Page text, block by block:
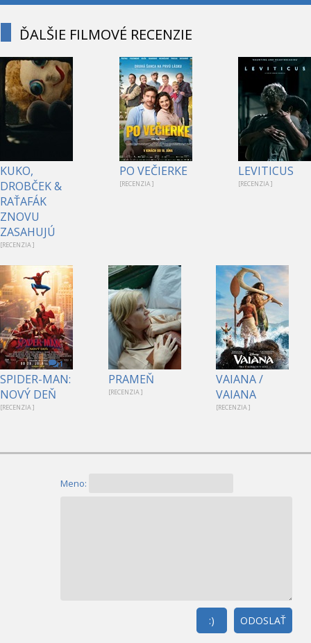
ĎALŠIE FILMOVÉ RECENZIE
KUKO,
DROBČEK &
RAŤAFÁK
ZNOVU
ZASAHUJÚ
[RECENZIA ]
PO VEČIERKE
[RECENZIA ]
LEVITICUS
[RECENZIA ]
1
SPIDER-MAN:
NOVÝ DEŇ
[RECENZIA ]
PRAMEŇ
[RECENZIA ]
VAIANA /
VAIANA
[RECENZIA ]
Meno:
ODOSLAŤ
:)